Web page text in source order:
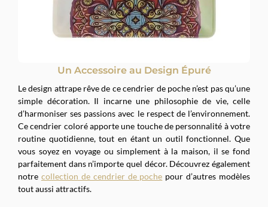
Un Accessoire au Design Épuré
Le design attrape rêve de ce cendrier de poche n’est pas qu’une
simple décoration. Il incarne une philosophie de vie, celle
d’harmoniser ses passions avec le respect de l’environnement.
Ce cendrier coloré apporte une touche de personnalité à votre
routine quotidienne, tout en étant un outil fonctionnel. Que
vous soyez en voyage ou simplement à la maison, il se fond
parfaitement dans n’importe quel décor. Découvrez également
notre collection de cendrier de poche pour d’autres modèles
tout aussi attractifs.